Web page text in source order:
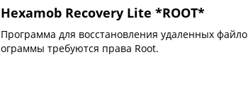
Hexamob Recovery Lite *ROOT*
Программа для восстановления удаленных
ограммы требуются права Root.